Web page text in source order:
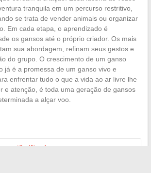
tranquila em um percurso restritivo,
se trata de vender animais ou organizar
Em cada etapa, o aprendizado é
os gansos até o próprio criador. Os mais
sua abordagem, refinam seus gestos e
do grupo. O crescimento de um ganso
já é a promessa de um ganso vivo e
enfrentar tudo o que a vida ao ar livre lhe
e atenção, é toda uma geração de gansos
a alçar voo.
cartão Illicado e pagar suas compras na